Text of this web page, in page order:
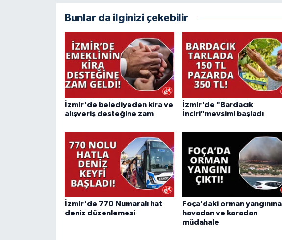
Bunlar da ilginizi çekebilir
İzmir'de belediyeden kira ve
alışveriş desteğine zam
İzmir'de "Bardacık
İnciri"mevsimi başladı
İzmir'de 770 Numaralı hat
deniz düzenlemesi
Foça’daki orman yangınına
havadan ve karadan
müdahale